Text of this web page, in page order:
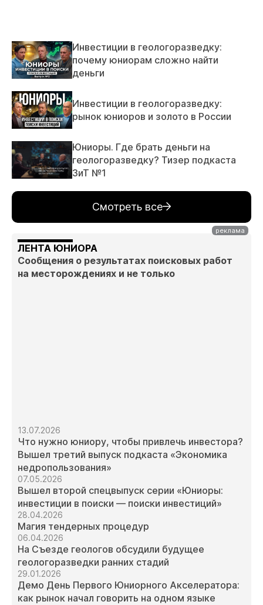
Инвестиции в геологоразведку:
почему юниорам сложно найти
деньги
Инвестиции в геологоразведку:
рынок юниоров и золото в России
Юниоры. Где брать деньги на
геологоразведку? Тизер подкаста
ЗиТ №1
Смотреть все
ЛЕНТА ЮНИОРА
Сообщения о результатах поисковых работ
на месторождениях и не только
13.07.2026
Что нужно юниору, чтобы привлечь инвестора?
Вышел третий выпуск подкаста «Экономика
недропользования»
07.05.2026
Вышел второй спецвыпуск серии «Юниоры:
инвестиции в поиски — поиски инвестиций»
28.04.2026
Магия тендерных процедур
06.04.2026
На Съезде геологов обсудили будущее
геологоразведки ранних стадий
29.01.2026
Демо День Первого Юниорного Акселератора:
как рынок начал говорить на одном языке